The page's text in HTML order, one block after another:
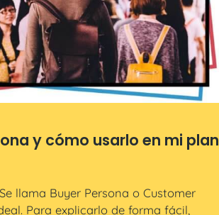
y cómo usarlo en mi plan
llama Buyer Persona o Customer
Para explicarlo de forma fácil,